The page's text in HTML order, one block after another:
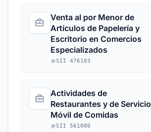
Venta al por Menor de
Artículos de Papelería y
Escritorio en Comercios
Especializados
SII 476103
Actividades de
Restaurantes y de Servicio
Móvil de Comidas
SII 561000